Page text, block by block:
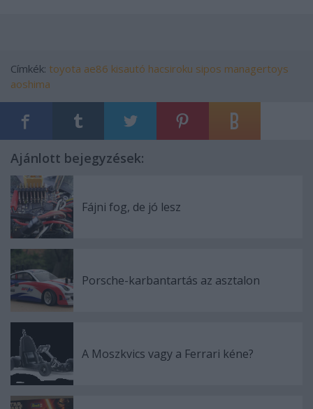
Címkék: toyota ae86 kisautó hacsiroku sipos managertoys
aoshima
Ajánlott bejegyzések:
Fájni fog, de jó lesz
Porsche-karbantartás az asztalon
A Moszkvics vagy a Ferrari kéne?